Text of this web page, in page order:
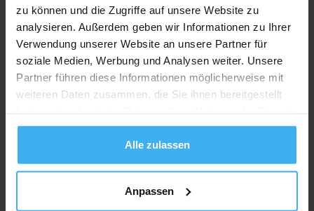
zu können und die Zugriffe auf unsere Website zu
analysieren. Außerdem geben wir Informationen zu Ihrer
Verwendung unserer Website an unsere Partner für
soziale Medien, Werbung und Analysen weiter. Unsere
Partner führen diese Informationen möglicherweise mit
weiteren Daten zusammen, die Sie ihnen bereitgestellt
gesammelt haben.
Alle zulassen
Anpassen